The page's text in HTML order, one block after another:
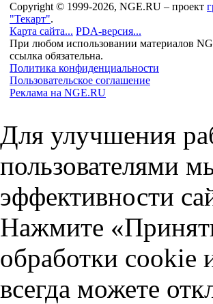
Copyright © 1999-2026, NGE.RU – проект
"Текарт".
Карта сайта... PDA-версия...
При любом использовании материалов
ссылка обязательна.
Политика конфиденциальности
Пользовательское соглашение
Реклама на NGE.RU
Для улучшения
пользователями
эффективности
Нажмите
обработки
всегда можете